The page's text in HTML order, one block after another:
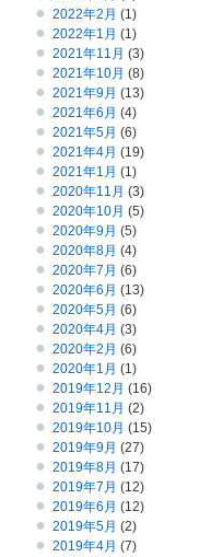
2022年2月 (1)
2022年1月 (1)
2021年11月 (3)
2021年10月 (8)
2021年9月 (13)
2021年6月 (4)
2021年5月 (6)
2021年4月 (19)
2021年1月 (1)
2020年11月 (3)
2020年10月 (5)
2020年9月 (5)
2020年8月 (4)
2020年7月 (6)
2020年6月 (13)
2020年5月 (6)
2020年4月 (3)
2020年2月 (6)
2020年1月 (1)
2019年12月 (16)
2019年11月 (2)
2019年10月 (15)
2019年9月 (27)
2019年8月 (17)
2019年7月 (12)
2019年6月 (12)
2019年5月 (2)
2019年4月 (7)